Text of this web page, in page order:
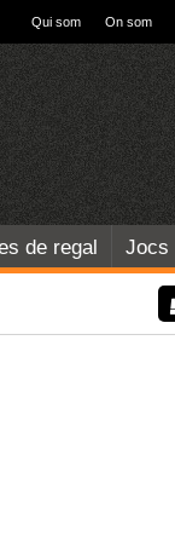
Qui som On som
de regal Jocs